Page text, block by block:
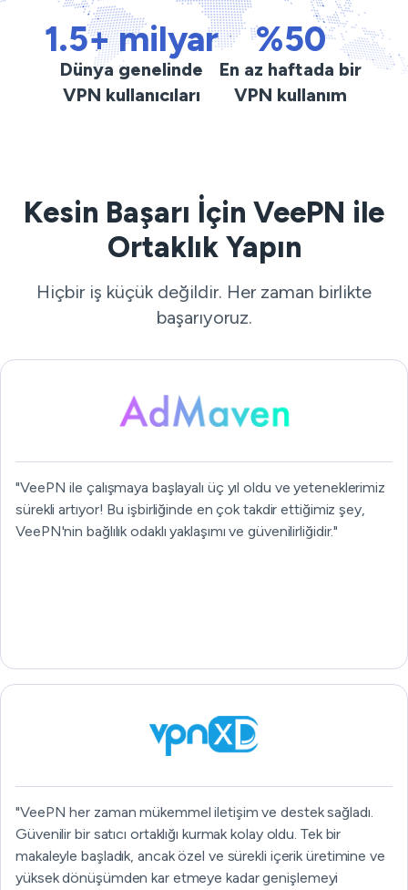
1.5+ milyar
Dünya genelinde
VPN kullanıcıları
%50
En az haftada bir
VPN kullanım
Kesin Başarı İçin VeePN ile
Ortaklık Yapın
Hiçbir iş küçük değildir. Her zaman birlikte
başarıyoruz.
"VeePN ile çalışmaya başlayalı üç yıl oldu ve yeteneklerimiz
sürekli artıyor! Bu işbirliğinde en çok takdir ettiğimiz şey,
VeePN'nin bağlılık odaklı yaklaşımı ve güvenilirliğidir."
"VeePN her zaman mükemmel iletişim ve destek sağladı.
Güvenilir bir satıcı ortaklığı kurmak kolay oldu. Tek bir
makaleyle başladık, ancak özel ve sürekli içerik üretimine ve
yüksek dönüşümden kar etmeye kadar genişlemeyi